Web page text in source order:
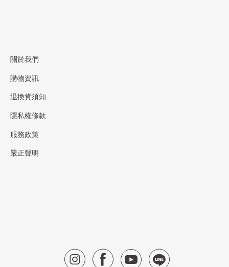
關於我們
購物資訊
退換貨須知
隱私權條款
服務政策
嚴正聲明